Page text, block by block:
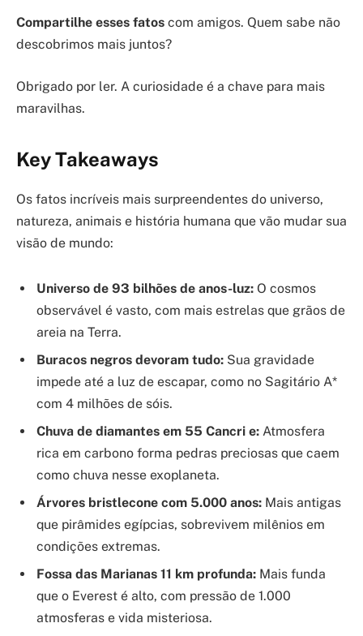
Compartilhe esses fatos com amigos. Quem sabe não
descobrimos mais juntos?
Obrigado por ler. A curiosidade é a chave para mais
maravilhas.
Key Takeaways
Os fatos incríveis mais surpreendentes do universo,
natureza, animais e história humana que vão mudar sua
visão de mundo:
Universo de 93 bilhões de anos-luz: O cosmos
observável é vasto, com mais estrelas que grãos de
areia na Terra.
Buracos negros devoram tudo: Sua gravidade
impede até a luz de escapar, como no Sagitário A*
com 4 milhões de sóis.
Chuva de diamantes em 55 Cancri e: Atmosfera
rica em carbono forma pedras preciosas que caem
como chuva nesse exoplaneta.
Árvores bristlecone com 5.000 anos: Mais antigas
que pirâmides egípcias, sobrevivem milênios em
condições extremas.
Fossa das Marianas 11 km profunda: Mais funda
que o Everest é alto, com pressão de 1.000
atmosferas e vida misteriosa.